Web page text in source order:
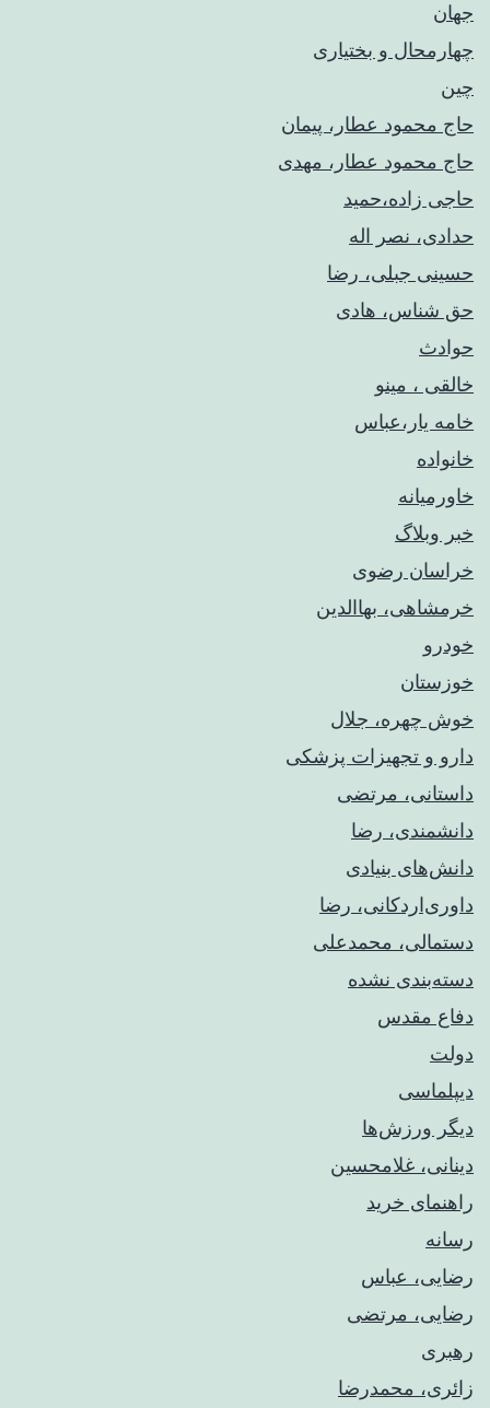
جهان
چهارمحال و بختیاری
چین
حاج محمود عطار، پیمان
حاج محمود عطار، مهدی
حاجی زاده،حمید
حدادی، نصر اله
حسینی جبلی، رضا
حق شناس، هادی
حوادث
خالقی ، مینو
خامه یار،عباس
خانواده
خاورمیانه
خبر وبلاگ
خراسان رضوی
خرمشاهی، بهاالدین
خودرو
خوزستان
خوش چهره، جلال
دارو و تجهیزات پزشکی
داستانی، مرتضی
دانشمندی، رضا
دانش‌های بنیادی
داوری‌اردکانی، رضا
دستمالی، محمدعلی
دسته‌بندی نشده
دفاع مقدس
دولت
دیپلماسی
دیگر ورزش‌ها
دینانی، غلامحسین
راهنمای خريد
رسانه
رضایی، عباس
رضایی، مرتضی
رهبری
زائری، محمدرضا